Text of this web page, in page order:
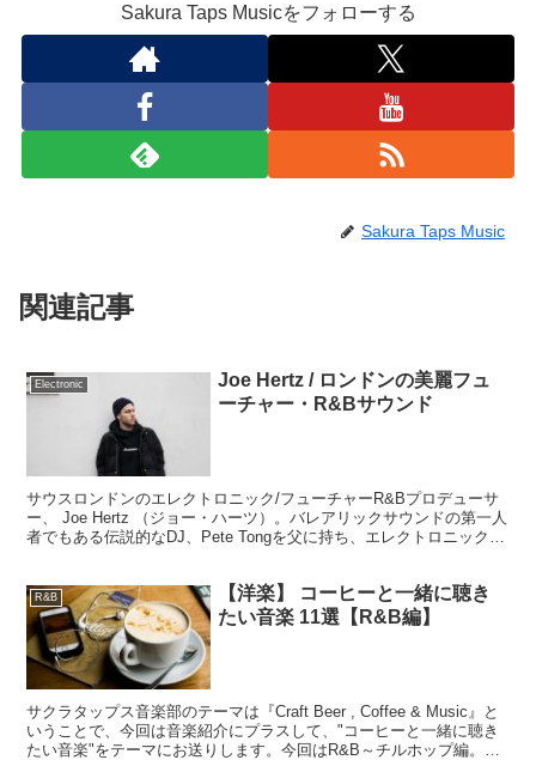
Sakura Taps Musicをフォローする
Sakura Taps Music
関連記事
Electronic
Joe Hertz / ロンドンの美麗フュ
ーチャー・R&Bサウンド
サウスロンドンのエレクトロニック/フューチャーR&Bプロデューサ
ー、 Joe Hertz （ジョー・ハーツ）。バレアリックサウンドの第一人
者でもある伝説的なDJ、Pete Tongを父に持ち、エレクトロニック、
されています。
R&B
【洋楽】 コーヒーと一緒に聴き
たい音楽 11選【R&B編】
サクラタップス音楽部のテーマは『Craft Beer , Coffee & Music』と
いうことで、今回は音楽紹介にプラスして、"コーヒーと一緒に聴き
たい音楽"をテーマにお送りします。今回はR&B～チルホップ編。コ